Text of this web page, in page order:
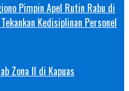
Pimpin Apel Rutin Rabu di
Kedisiplinan Personel
Zona II di Kapuas